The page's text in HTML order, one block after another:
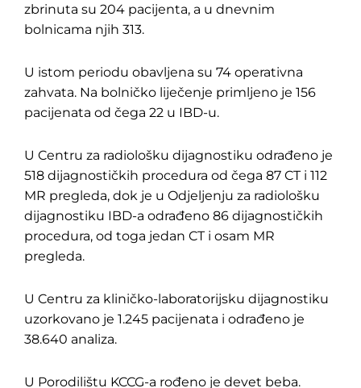
zbrinuta su 204 pacijenta, a u dnevnim
bolnicama njih 313.
U istom periodu obavljena su 74 operativna
zahvata. Na bolničko liječenje primljeno je 156
pacijenata od čega 22 u IBD-u.
U Centru za radiološku dijagnostiku odrađeno je
518 dijagnostičkih procedura od čega 87 CT i 112
MR pregleda, dok je u Odjeljenju za radiološku
dijagnostiku IBD-a odrađeno 86 dijagnostičkih
procedura, od toga jedan CT i osam MR
pregleda.
U Centru za kliničko-laboratorijsku dijagnostiku
uzorkovano je 1.245 pacijenata i odrađeno je
38.640 analiza.
U Porodilištu KCCG-a rođeno je devet beba.